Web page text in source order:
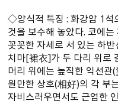
◇양식적 특징 : 화강암 1석
것을 보수해 놓았다. 코에
꼿꼿한 자세로 서 있는 하
치마[裙衣]가 두 다리 위로
머리 위에는 높직한 익선
원만한 상호(相好)의 각 부
자비스러우면서도 근엄한